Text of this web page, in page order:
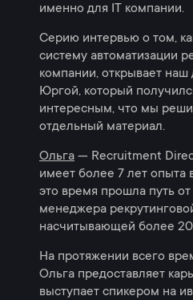
именно для IT компании.
Серию интервью о том,
систему автоматизации
компании, открывает наш
Юргой, который
интересным, что мы
отдельный материал.
Ольга — Recruitment
имеет более 7 лет опыта
это время прошла путь
менеджера
насчитывающей более 20
На протяжении всего
Ольга предоставляет
выступает спикером на